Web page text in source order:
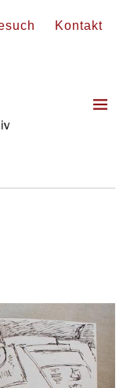
Kontakt